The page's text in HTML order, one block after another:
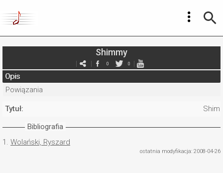
Shimmy
0 0
Opis
Powiązania
Tytuł:
Bibliografia
1. Wolański, Ryszard
ostatnia modyfikacja: 2008-04-26